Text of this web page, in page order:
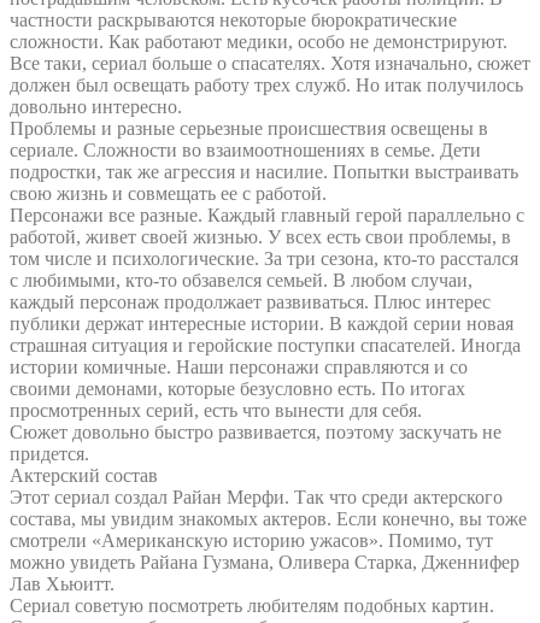
частности раскрываются некоторые бюрократические
сложности. Как работают медики, особо не демонстрируют.
Все таки, сериал больше о спасателях. Хотя изначально, сюжет
должен был освещать работу трех служб. Но итак получилось
довольно интересно.
Проблемы и разные серьезные происшествия освещены в
сериале. Сложности во взаимоотношениях в семье. Дети
подростки, так же агрессия и насилие. Попытки выстраивать
свою жизнь и совмещать ее с работой.
Персонажи все разные. Каждый главный герой параллельно с
работой, живет своей жизнью. У всех есть свои проблемы, в
том числе и психологические. За три сезона, кто-то расстался
с любимыми, кто-то обзавелся семьей. В любом случаи,
каждый персонаж продолжает развиваться. Плюс интерес
публики держат интересные истории. В каждой серии новая
страшная ситуация и геройские поступки спасателей. Иногда
истории комичные. Наши персонажи справляются и со
своими демонами, которые безусловно есть. По итогах
просмотренных серий, есть что вынести для себя.
Сюжет довольно быстро развивается, поэтому заскучать не
придется.
Актерский состав
Этот сериал создал Райан Мерфи. Так что среди актерского
состава, мы увидим знакомых актеров. Если конечно, вы тоже
смотрели «Американскую историю ужасов». Помимо, тут
можно увидеть Райана Гузмана, Оливера Старка, Дженнифер
Лав Хьюитт.
Сериал советую посмотреть любителям подобных картин.